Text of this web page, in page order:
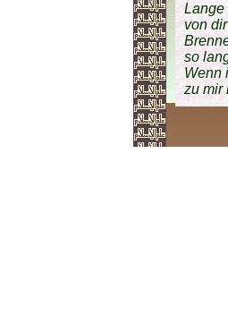
Lange
von
so
Wenn
zu mir